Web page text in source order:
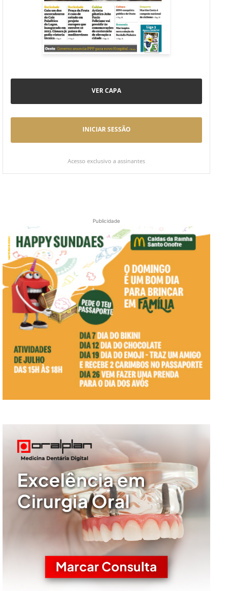
VER CAPA
INICIAR SESSÃO
Acesso exclusivo a assinantes
Publicidade